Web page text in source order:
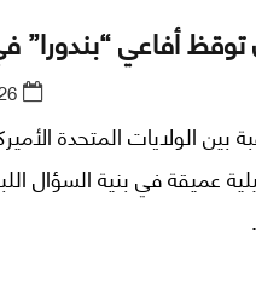
أفاعي “بندورا”
الولايات المتحدة
عميقة في بنية السؤال